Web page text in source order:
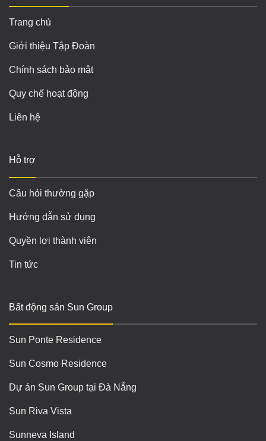
Trang chủ
Giới thiệu Tập Đoàn
Chính sách bảo mật
Quy chế hoạt động
Liên hệ
Hỗ trợ
Câu hỏi thường gặp
Hướng dẫn sử dụng
Quyền lợi thành viên
Tin tức
Bất động sản Sun Group
Sun Ponte Residence
Sun Cosmo Residence
Dự án Sun Group tại Đà Nẵng
Sun Riva Vista
Sunneva Island